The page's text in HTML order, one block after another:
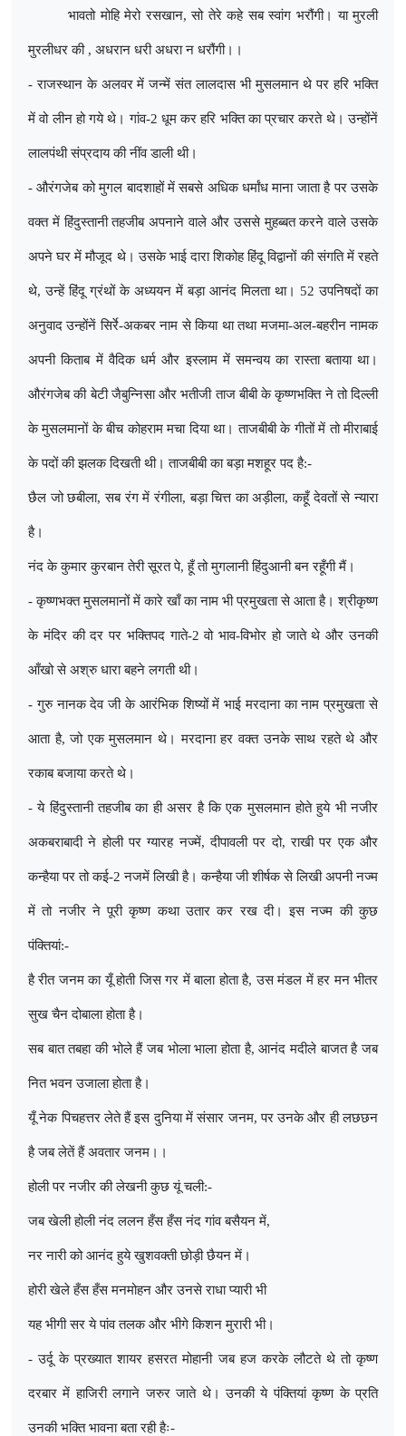
भावतो मोहि मेरो रसखान,सो तेरे कहे सब स्वांग भरौंगी। या मुरली
मुरलीधर की , अधरान धरी अधरा न धरौंगी।।
- राजस्थान के अलवर में जन्में संत लालदास भी मुसलमान थे पर हरि भक्ति
में वो लीन हो गये थे। गांव-2 धूम कर हरि भक्ति का प्रचार करते थे। उन्होंनें
लालपंथी संप्रदाय की नींव डाली थी।
- औरंगजेब को मुगल बादशाहों में सबसे अधिक धर्मांध माना जाता है पर उसके
वक्त में हिंदुस्तानी तहजीब अपनाने वाले और उससे मुहब्बत करने वाले उसके
अपने घर में मौजूद थे। उसके भाई दारा शिकोह हिंदू विद्वानों की संगति में रहते
थे,उन्हें हिंदू ग्रंथों के अध्ययन में बड़ा आनंद मिलता था। 52 उपनिषदों का
अनुवाद उन्होंनें सिर्रे-अकबर नाम से किया था तथा मजमा-अल-बहरीन नामक
अपनी किताब में वैदिक धर्म और इस्लाम में समन्वय का रास्ता बताया था।
औरंगजेब की बेटी जैबुन्निसा और भतीजी ताज बीबी के कृष्णभक्ति ने तो दिल्ली
के मुसलमानों के बीच कोहराम मचा दिया था। ताजबीबी के गीतों में तो मीराबाई
के पदों की झलक दिखती थी। ताजबीबी का बड़ा मशहूर पद है:-
छैल जो छबीला,सब रंग में रंगीला,बड़ा चित्त का अड़ीला,कहूँ देवतों से न्यारा
है।
नंद के कुमार कुरबान तेरी सूरत पे,हूँ तो मुगलानी हिंदुआनी बन रहूँगी मैं।
- कृष्णभक्त मुसलमानों में कारे खाँ का नाम भी प्रमुखता से आता है। श्रीकृष्ण
के मंदिर की दर पर भक्तिपद गाते-2 वो भाव-विभोर हो जाते थे और उनकी
आँखो से अश्रु धारा बहने लगती थी।
- गुरु नानक देव जी के आरंभिक शिष्यों में भाई मरदाना का नाम प्रमुखता से
आता है,जो एक मुसलमान थे। मरदाना हर वक्त उनके साथ रहते थे और
रकाब बजाया करते थे।
- ये हिंदुस्तानी तहजीब का ही असर है कि एक मुसलमान होते हुये भी नजीर
अकबराबादी ने होली पर ग्यारह नज्में,दीपावली पर दो,राखी पर एक और
कन्हैया पर तो कई-2 नजमें लिखी है। कन्हैया जी शीर्षक से लिखी अपनी नज्म
में तो नजीर ने पूरी कृष्ण कथा उतार कर रख दी। इस नज्म की कुछ
पंक्तियां:-
है रीत जनम का यूँ होती जिस गर में बाला होता है,उस मंडल में हर मन भीतर
सुख चैन दोबाला होता है।
सब बात तबहा की भोले हैं जब भोला भाला होता है,आनंद मदीले बाजत है जब
नित भवन उजाला होता है।
यूँ नेक पिचहत्तर लेते हैं इस दुनिया में संसार जनम,पर उनके और ही लछछन
है जब लेतें हैं अवतार जनम।।
होली पर नजीर की लेखनी कुछ यूं चली:-
जब खेली होली नंद ललन हँस हँस नंद गांव बसैयन में,
नर नारी को आनंद हुये खुशवक्ती छोड़ी छैयन में।
होरी खेले हँस हँस मनमोहन और उनसे राधा प्यारी भी
यह भीगी सर ये पांव तलक और भीगे किशन मुरारी भी।
- उर्दू के प्रख्यात शायर हसरत मोहानी जब हज करके लौटते थे तो कृष्ण
दरबार में हाजिरी लगाने जरुर जाते थे। उनकी ये पंक्तियां कृष्ण के प्रति
उनकी भक्ति भावना बता रही हैः-